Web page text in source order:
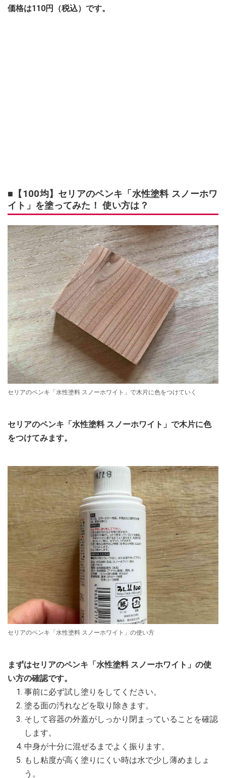
価格は110円（税込）です。
■【100均】セリアのペンキ「水性塗料 スノーホワ
イト」を塗ってみた！ 使い方は？
セリアのペンキ「水性塗料 スノーホワイト」で木片に色をつけていく
セリアのペンキ「水性塗料 スノーホワイト」で木片に色
をつけてみます。
セリアのペンキ「水性塗料 スノーホワイト」の使い方
まずはセリアのペンキ「水性塗料 スノーホワイト」の使
い方の確認です。
事前に必ず試し塗りをしてください。
塗る面の汚れなどを取り除きます。
そして容器の外蓋がしっかり閉まっていることを確認
します。
中身が十分に混ぜるまでよく振ります。
もし粘度が高く塗りにくい時は水で少し薄めましょ
う。